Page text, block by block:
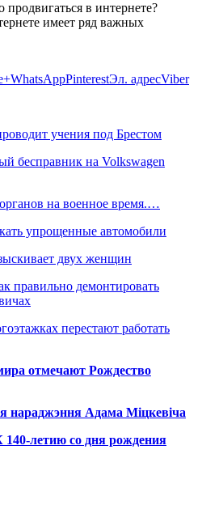
в интернете?
имеет ряд важных
WhatsAppPinterestЭл. адресViber
учения под Брестом
бесправник на Volkswagen
на военное время.…
упрощенные автомобили
двух женщин
правильно демонтировать
перестают работать
отмечают Рождество
нараджэння Адама Міцкевіча
140-летию со дня рождения